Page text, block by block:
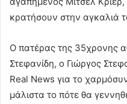
κρατήσουν στην αγκαλιά
Ο πατέρας της 35χρονης
Στεφανίδη, ο Γιώργος
Real News για το
μάλιστα το πότε θα